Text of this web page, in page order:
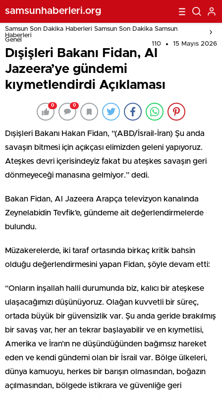
samsunhaberleri.org
Samsun Son Dakika Haberleri Samsun Son Dakika Samsun
Haberleri
Genel
110 15 Mayıs 2026
Dışişleri Bakanı Fidan, Al
Jazeera’ye gündemi
kıymetlendirdi Açıklaması
0 0
Dışişleri Bakanı Hakan Fidan, “(ABD/İsrail-İran) Şu anda
savaşın bitmesi için açıkçası elimizden geleni yapıyoruz.
Ateşkes devri içerisindeyiz fakat bu ateşkes savaşın geri
dönmeyeceği manasına gelmiyor.” dedi.
Bakan Fidan, Al Jazeera Arapça televizyon kanalında
Zeynelabidin Tevfik’e, gündeme ait değerlendirmelerde
bulundu.
Müzakerelerde, iki taraf ortasında birkaç kritik bahsin
olduğu değerlendirmesini yapan Fidan, şöyle devam etti:
“Onların inşallah halli durumunda biz, kalıcı bir ateşkese
ulaşacağımızı düşünüyoruz. Olağan kuvvetli bir süreç,
ortada büyük bir güvensizlik var. Şu anda geride bırakılmış
bir savaş var, her an tekrar başlayabilir ve en kıymetlisi,
Amerika ve İran’ın ne düşündüğünden bağımsız hareket
eden ve kendi gündemi olan bir İsrail var. Bölge ülkeleri,
dünya kamuoyu, herkes bir barışın olmasından, boğazın
açılmasından, bölgede istikrara ve güvenliğe geri